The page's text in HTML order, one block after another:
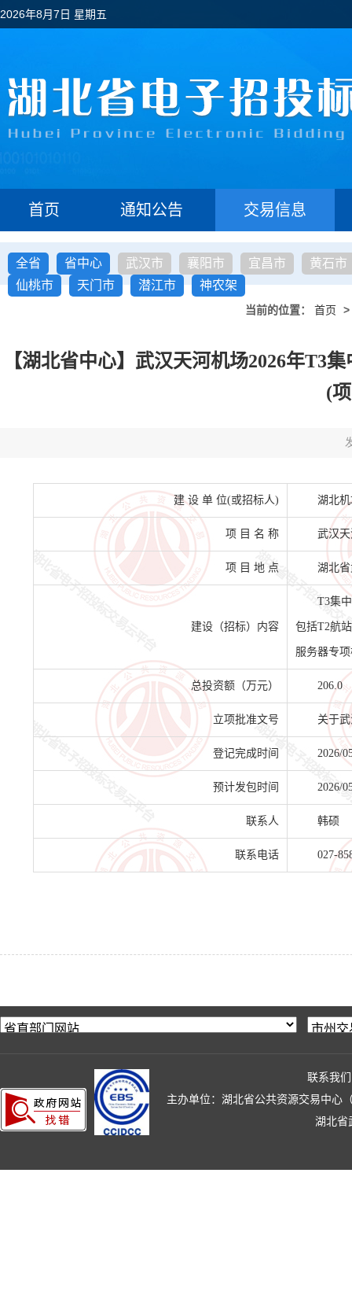
2026年8月7日 星期五
首页 通知公告 交易信息
全省 省中心 武汉市 襄阳市 宜昌市
黄石市
仙桃市
天门市 潜江市 神农架
当前的位置： 首页 >
【湖北省中心】武汉天河机场2026年T3
(
建 设 单 位(或招标人) 湖北
项 目 名 称 武汉
项 目 地 点 湖北
建设（招标）内容
T3集
包括T2航
服务器专
总投资额（万元） 206.0
立项批准文号 关于
登记完成时间 2026/
预计发包时间 2026/
联系人 韩硕
联系电话 027-
联系我们
主办单位：湖北省公共资源交易中心
湖北省